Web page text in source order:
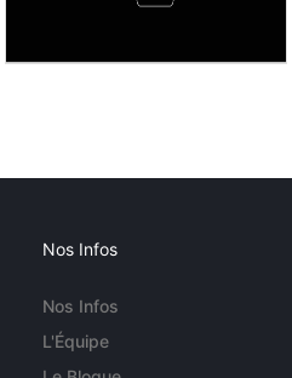
Nos Infos
Nos Infos
L'Équipe